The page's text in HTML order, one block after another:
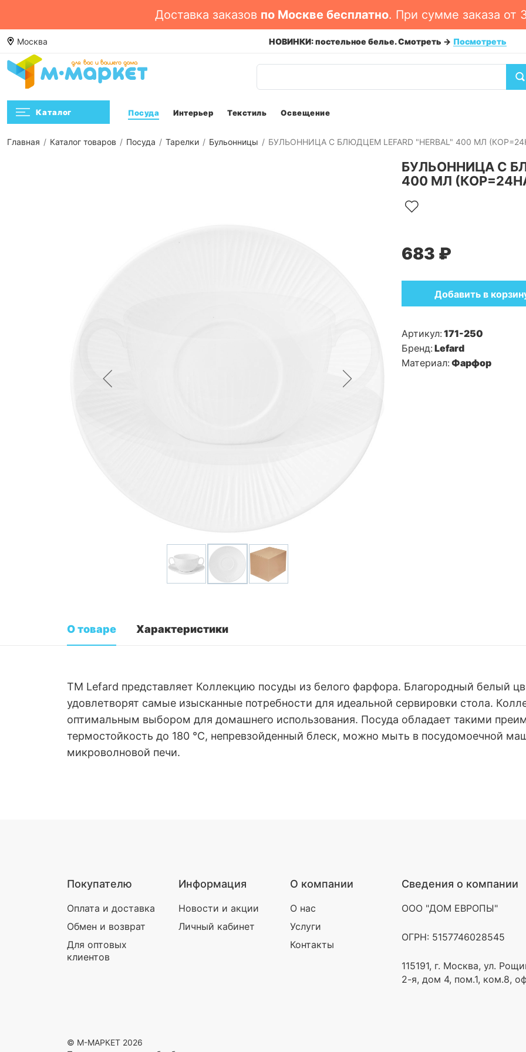
Доставка заказов по Москве бесплатно. При сумме заказа от
Москва НОВИНКИ: постельное белье. Смотреть -> Посмотреть НОВОЕ
Каталог Посуда Интерьер Текстиль Освещение
Главная Каталог товаров Посуда Тарелки Бульонницы БУЛЬОННИЦА С БЛЮДЦЕМ LEFARD "HERBAL" 400 МЛ
БУЛЬОННИЦА С
400 МЛ
683 ₽
Добавить в
Артикул: 171-250
Бренд: Lefard
Материал: Фарфор
О товаре Характеристики
ТМ Lefard представляет Коллекцию посуды из белого фарфора. Благородный белый
удовлетворят самые изысканные потребности для идеальной сервировки стола.
оптимальным выбором для домашнего использования. Посуда обладает такими
термостойкость до 180 °C, непревзойденный блеск, можно мыть в посудомоечной
микроволновой печи.
Покупателю
Оплата и доставка
Обмен и возврат
Для оптовых
клиентов
Информация
Новости и акции
Личный кабинет
О компании
О нас
Услуги
Контакты
Сведения о компании
ООО "ДОМ ЕВРОПЫ"
ОГРН: 5157746028545
115191, г. Москва, ул.
2-я, дом 4, пом.1, ком.8,
© М-МАРКЕТ 2026